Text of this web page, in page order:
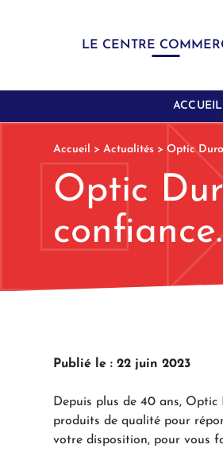
LE CENTRE
ACCUEIL
Accueil >Actualités >Optic
Optic
Publié le : 22 juin 2023
Depuis plus de 40 ans, Optic
produits de qualité pour
votre disposition, pour vous